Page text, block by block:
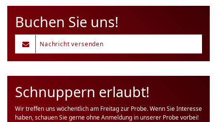
Buchen Sie uns!
Nachricht versenden
Schnuppern erlaubt!
Wir treffen uns wöchentlich am Freitag zur Probe. Wenn Sie Interesse
haben, schauen Sie gerne ohne Anmeldung in unserer Probe vorbei!